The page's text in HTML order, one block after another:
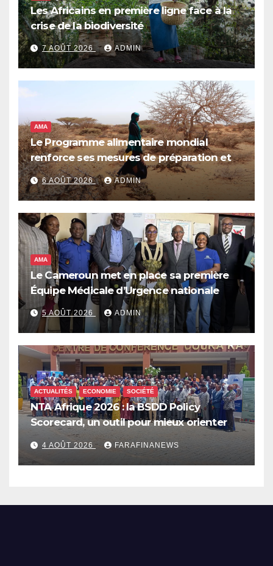
Les Africains en première ligne face à la
crise de la biodiversité
7 AOÛT 2026 ADMIN
AMA
Le Programme alimentaire mondial
renforce ses mesures de préparation et
de réponse face à la menace d’El Niño,
qui pourrait plonger des dizaines de
millions de personnes dans l’insécurité
alimentaire aiguë
6 AOÛT 2026 ADMIN
AMA
Le Cameroun met en place sa première
Équipe Médicale d’Urgence nationale
5 AOÛT 2026 ADMIN
ACTUALITÉS ECONOMIE SOCIÉTÉ
NTA Afrique 2026 : la BSDD Policy
Scorecard, un outil pour mieux orienter
les dépenses publiques
4 AOÛT 2026 FARAFINANEWS